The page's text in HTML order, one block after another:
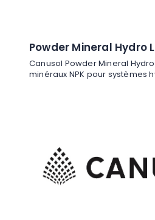
Powder Mineral Hydro
Canusol Powder Mineral Hydro
minéraux NPK pour systèmes